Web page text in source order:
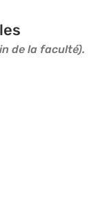
de la faculté).